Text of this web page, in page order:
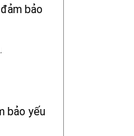
bảo
bảo yếu